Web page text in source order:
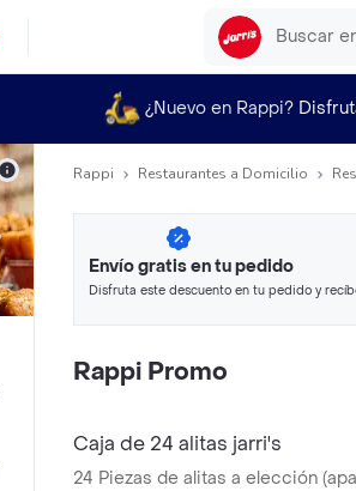
¿Nuevo en Rappi?
Rappi Restaurantes a Domicilio
Envío gratis en tu pedido
Disfruta este descuento en tu pedido y
Rappi Promo
Caja de 24 alitas jarri's
24 Piezas de alitas a elección